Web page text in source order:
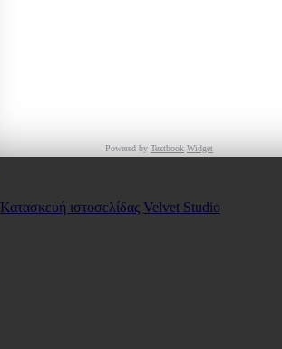
Powered byTextbook Widget
Κατασκευή ιστοσελίδας Velvet Studio